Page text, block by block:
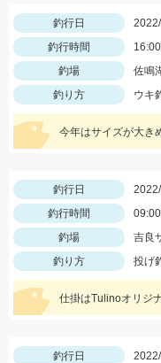
釣行日
釣行時間
釣場
佐鳴
釣り方
ウキ
釣行日
釣行時間
釣場
吉良
釣り方
投げ
釣行日